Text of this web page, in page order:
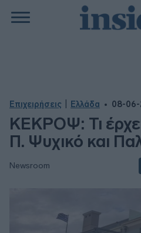
Επιχειρήσεις Ελλάδα 08-06-
ΚΕΚΡΟΨ: Τι
Π. Ψυχικό και
Newsroom